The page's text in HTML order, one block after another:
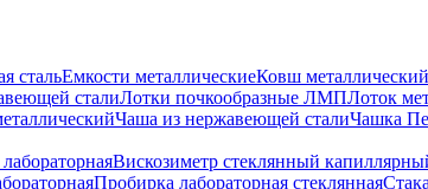
стальЕмкости металлическиеКовш металлический
сталиЛотки почкообразные ЛМПЛоток
Чаша из нержавеющей сталиЧашка
Вискозиметр стеклянный
Пробирка лабораторная стеклянная